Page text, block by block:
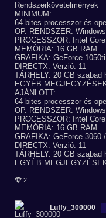
Rendszerkövetelmények
MINIMUM:
64 bites processzor és
OP. RENDSZER:
PROCESSZOR: Intel
MEMÓRIA: 16 GB RAM
GRAFIKA: GeForce
DIRECTX: Verzió: 11
TÁRHELY: 20 GB szabad
EGYÉB
AJÁNLOTT:
64 bites processzor és
OP. RENDSZER:
PROCESSZOR: Intel
MEMÓRIA: 16 GB RAM
GRAFIKA: GeForce 3060
DIRECTX: Verzió: 11
TÁRHELY: 20 GB szabad
EGYÉB
2
Luffy_300000